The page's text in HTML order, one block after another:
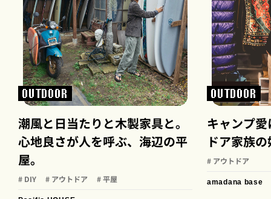
OUTDOOR
潮風と日当たりと木製家具と。
心地良さが人を呼ぶ、海辺の平
屋。
# DIY # アウトドア # 平屋
OUTDOOR
キャンプ
ドア家族
# アウトドア
amadana base